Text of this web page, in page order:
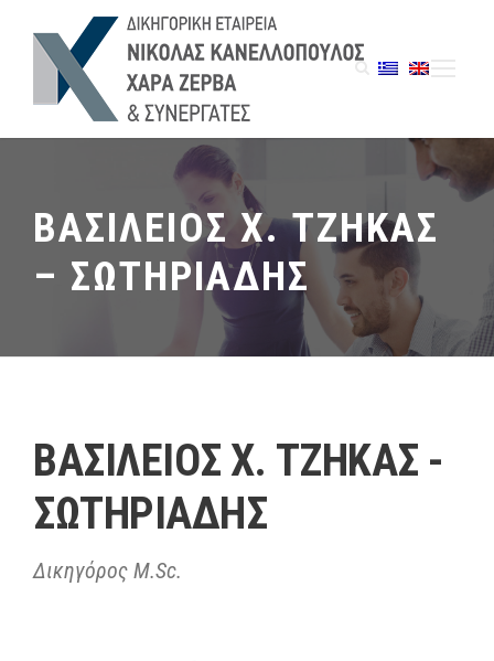
ΒΑΣΙΛΕΙΟΣ Χ. ΤΖΗΚΑΣ
– ΣΩΤΗΡΙΑΔΗΣ
ΒΑΣΙΛΕΙΟΣ Χ. ΤΖΗΚΑΣ -
ΣΩΤΗΡΙΑΔΗΣ
Δικηγόρος M.Sc.